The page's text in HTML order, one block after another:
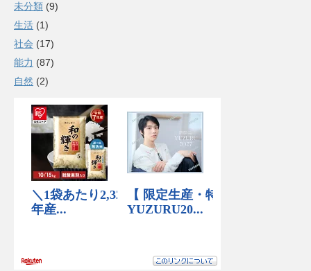
未分類 (9)
生活 (1)
社会 (17)
能力 (87)
自然 (2)